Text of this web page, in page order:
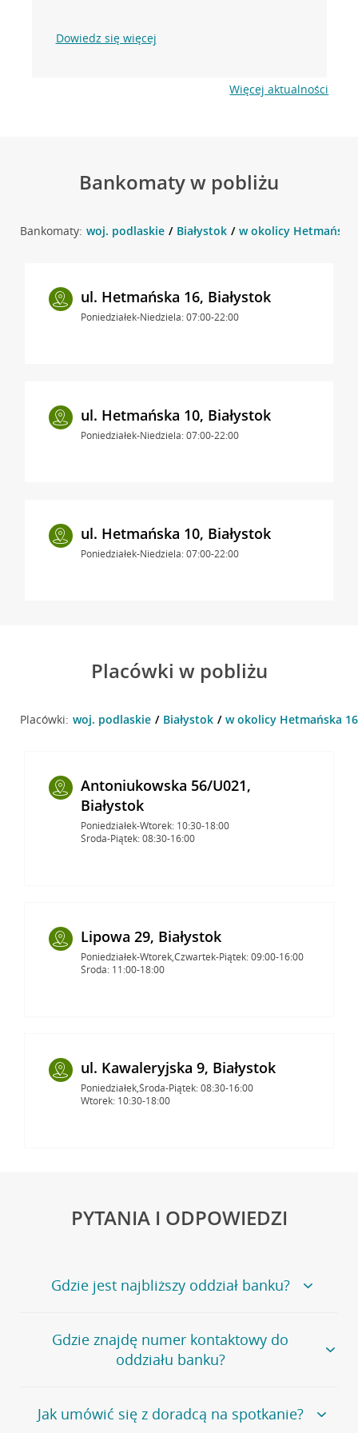
Dowiedz się więcej
Więcej aktualności
Bankomaty w pobliżu
Bankomaty: woj. podlaskie Białystok w okolicy Hetmańska
ul. Hetmańska 16, Białystok
Poniedziałek-Niedziela: 07:00-22:00
ul. Hetmańska 10, Białystok
Poniedziałek-Niedziela: 07:00-22:00
ul. Hetmańska 10, Białystok
Poniedziałek-Niedziela: 07:00-22:00
Placówki w pobliżu
Placówki: woj. podlaskie Białystok w okolicy Hetmańska
Antoniukowska 56/U021,
Białystok
Poniedziałek-Wtorek: 10:30-18:00
Środa-Piątek: 08:30-16:00
Lipowa 29, Białystok
Poniedziałek-Wtorek,Czwartek-Piątek: 09:00-16:00
Środa: 11:00-18:00
ul. Kawaleryjska 9, Białystok
Poniedziałek,Środa-Piątek: 08:30-16:00
Wtorek: 10:30-18:00
PYTANIA I ODPOWIEDZI
Gdzie jest najbliższy oddział banku?
Jeśli szukasz oddziału naszego banku, zapraszamy na
stronęPlacówki i bankomaty, na której znajduje się
wygodna wyszukiwarka.
oddziałów
Gdzie znajdę numer kontaktowy do
oddziału banku?
Bank Credit Agricole nie udostępnia ogólnego numeru
telefonu do placówki bankowej.
Jak umówić się z doradcą na spotkanie?